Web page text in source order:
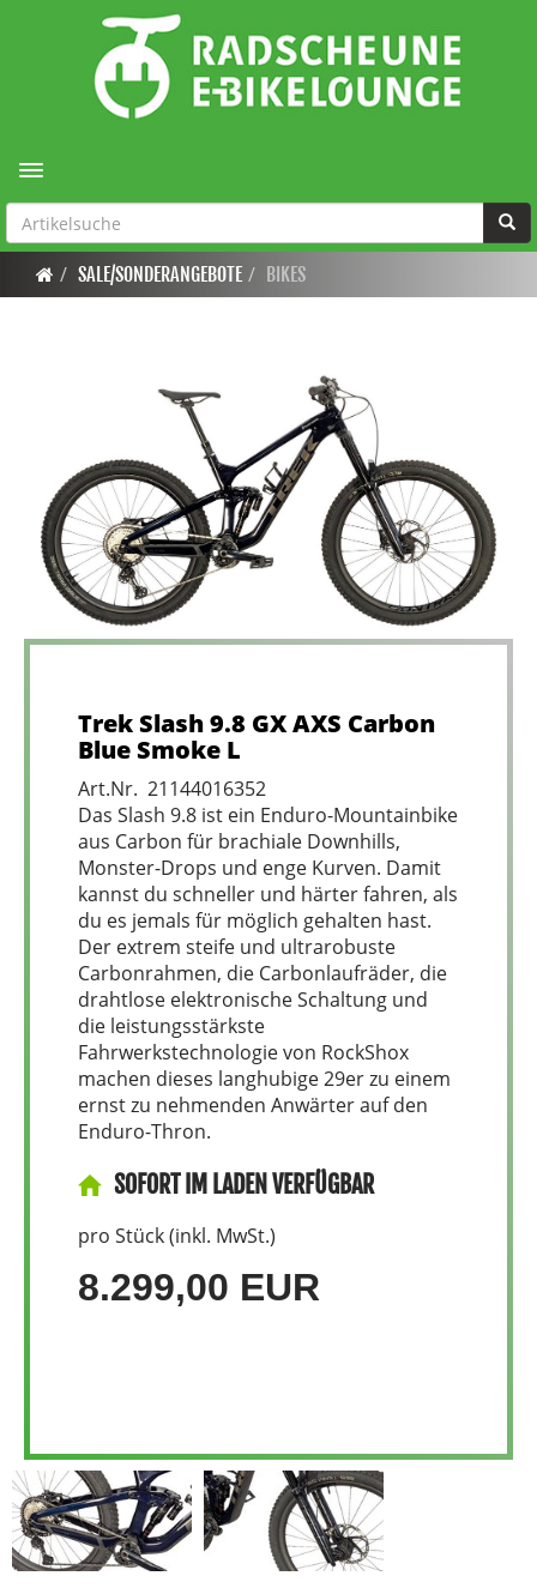
Toggle navigation
SALE/SONDERANGEBOTE BIKES
Trek Slash 9.8 GX AXS Carbon
Blue Smoke L
Art.Nr. 21144016352
Das Slash 9.8 ist ein Enduro-Mountainbike
aus Carbon für brachiale Downhills,
Monster-Drops und enge Kurven. Damit
kannst du schneller und härter fahren, als
du es jemals für möglich gehalten hast.
Der extrem steife und ultrarobuste
Carbonrahmen, die Carbonlaufräder, die
drahtlose elektronische Schaltung und
die leistungsstärkste
Fahrwerkstechnologie von RockShox
machen dieses langhubige 29er zu einem
ernst zu nehmenden Anwärter auf den
Enduro-Thron.
SOFORT IM LADEN VERFÜGBAR
pro Stück (inkl. MwSt.)
8.299,00 EUR